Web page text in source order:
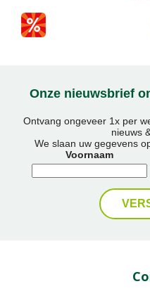
Onze nieuwsbrief
Ontvang ongeveer 1x per
nieuws
We slaan uw gegevens
Voornaam